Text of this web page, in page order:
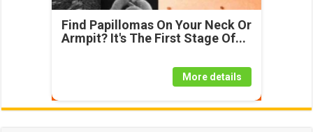
Find Papillomas On Your Neck Or
Armpit? It's The First Stage Of...
More details